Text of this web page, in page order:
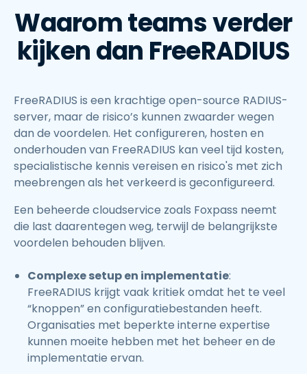
Waarom teams verder
kijken dan FreeRADIUS
FreeRADIUS is een krachtige open-source RADIUS-
server, maar de risico’s kunnen zwaarder wegen
dan de voordelen. Het configureren, hosten en
onderhouden van FreeRADIUS kan veel tijd kosten,
specialistische kennis vereisen en risico's met zich
meebrengen als het verkeerd is geconfigureerd.
Een beheerde cloudservice zoals Foxpass neemt
die last daarentegen weg, terwijl de belangrijkste
voordelen behouden blijven.
Complexe setup en implementatie:
FreeRADIUS krijgt vaak kritiek omdat het te veel
“knoppen” en configuratiebestanden heeft.
Organisaties met beperkte interne expertise
kunnen moeite hebben met het beheer en de
implementatie ervan.